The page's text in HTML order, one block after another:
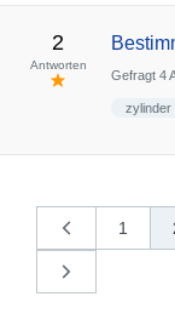
2
Antworten
Gefragt 4
zylinder
1